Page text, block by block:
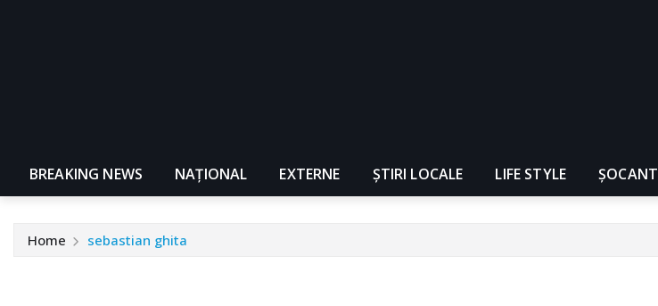
BREAKING NEWS NAŢIONAL EXTERNE ȘTIRI LOCALE LIFE STYLE ȘOCANT
Home sebastian ghita